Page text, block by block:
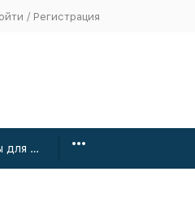
/ Регистрация
Материалы для монтажа